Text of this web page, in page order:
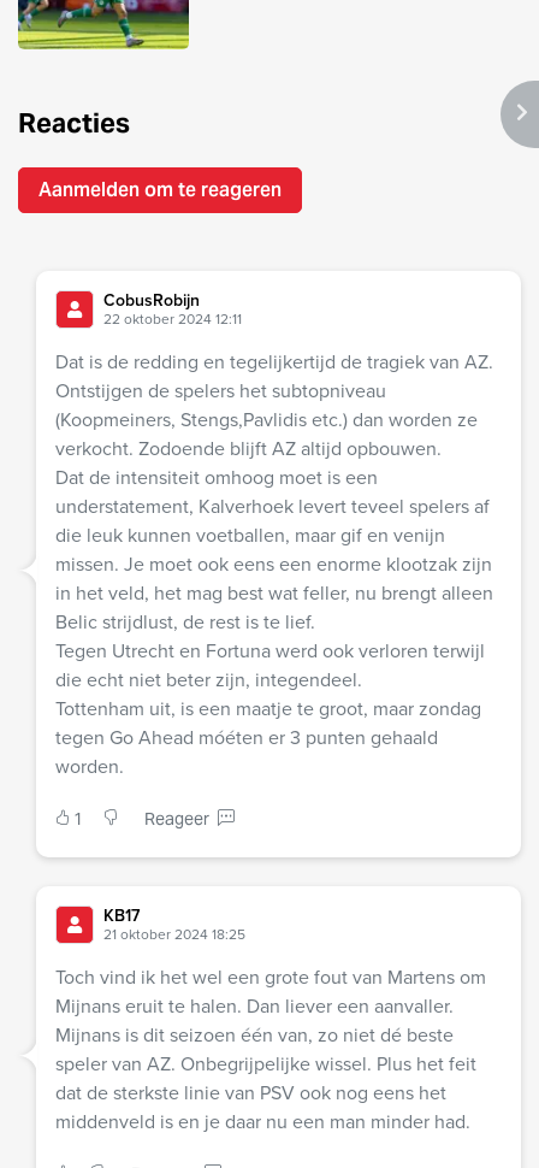
Reacties
Aanmelden om te reageren
CobusRobijn
22 oktober 2024 12:11
Dat is de redding en tegelijkertijd de tragiek van AZ.
Ontstijgen de spelers het subtopniveau
(Koopmeiners, Stengs,Pavlidis etc.) dan worden ze
verkocht. Zodoende blijft AZ altijd opbouwen.
Dat de intensiteit omhoog moet is een
understatement, Kalverhoek levert teveel spelers af
die leuk kunnen voetballen, maar gif en venijn
missen. Je moet ook eens een enorme klootzak zijn
in het veld, het mag best wat feller, nu brengt alleen
Belic strijdlust, de rest is te lief.
Tegen Utrecht en Fortuna werd ook verloren terwijl
die echt niet beter zijn, integendeel.
Tottenham uit, is een maatje te groot, maar zondag
tegen Go Ahead móéten er 3 punten gehaald
worden.
1 Reageer
KB17
21 oktober 2024 18:25
Toch vind ik het wel een grote fout van Martens om
Mijnans eruit te halen. Dan liever een aanvaller.
Mijnans is dit seizoen één van, zo niet dé beste
speler van AZ. Onbegrijpelijke wissel. Plus het feit
dat de sterkste linie van PSV ook nog eens het
middenveld is en je daar nu een man minder had.